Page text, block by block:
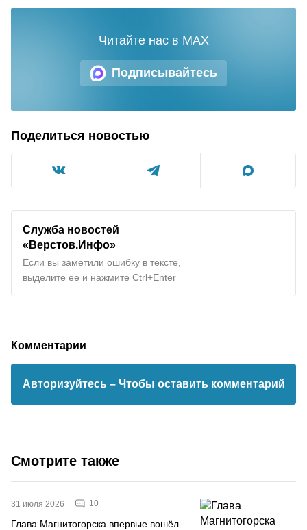
Подписывайтесь
Читайте нас в MAX
Поделиться новостью
Служба новостей
«Верстов.Инфо»
Если вы заметили ошибку в тексте,
выделите ее и нажмите Ctrl+Enter
Комментарии
Авторизуйтесь – Чтобы оставить комментарий
Смотрите также
31 июля 2026 10
Глава Магнитогорска впервые вошёл